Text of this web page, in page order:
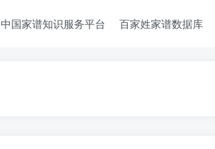
中国家谱知识服务平台 百家姓家谱数据库